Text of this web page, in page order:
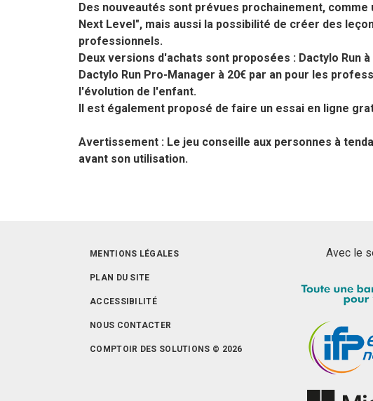
Des nouveautés sont prévues prochainement, comme
Next Level", mais aussi la possibilité de créer des
professionnels.
Deux versions d'achats sont proposées : Dactylo Run
Dactylo Run Pro-Manager à 20€ par an pour les
l'évolution de l'enfant.
Il est également proposé de faire un essai en ligne
Avertissement : Le jeu conseille aux personnes à
avant son utilisation.
MENTIONS LÉGALES
PLAN DU SITE
ACCESSIBILITÉ
NOUS CONTACTER
COMPTOIR DES SOLUTIONS © 2026
Avec le